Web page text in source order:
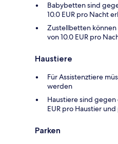
Babybetten sind
10.0 EUR pro Nacht
Zustellbetten
von 10.0 EUR pro
Haustiere
Für Assistenztiere
werden
Haustiere sind
EUR pro Haustier
Parken